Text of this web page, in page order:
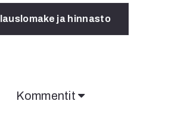
ja hinnasto
Kommentit